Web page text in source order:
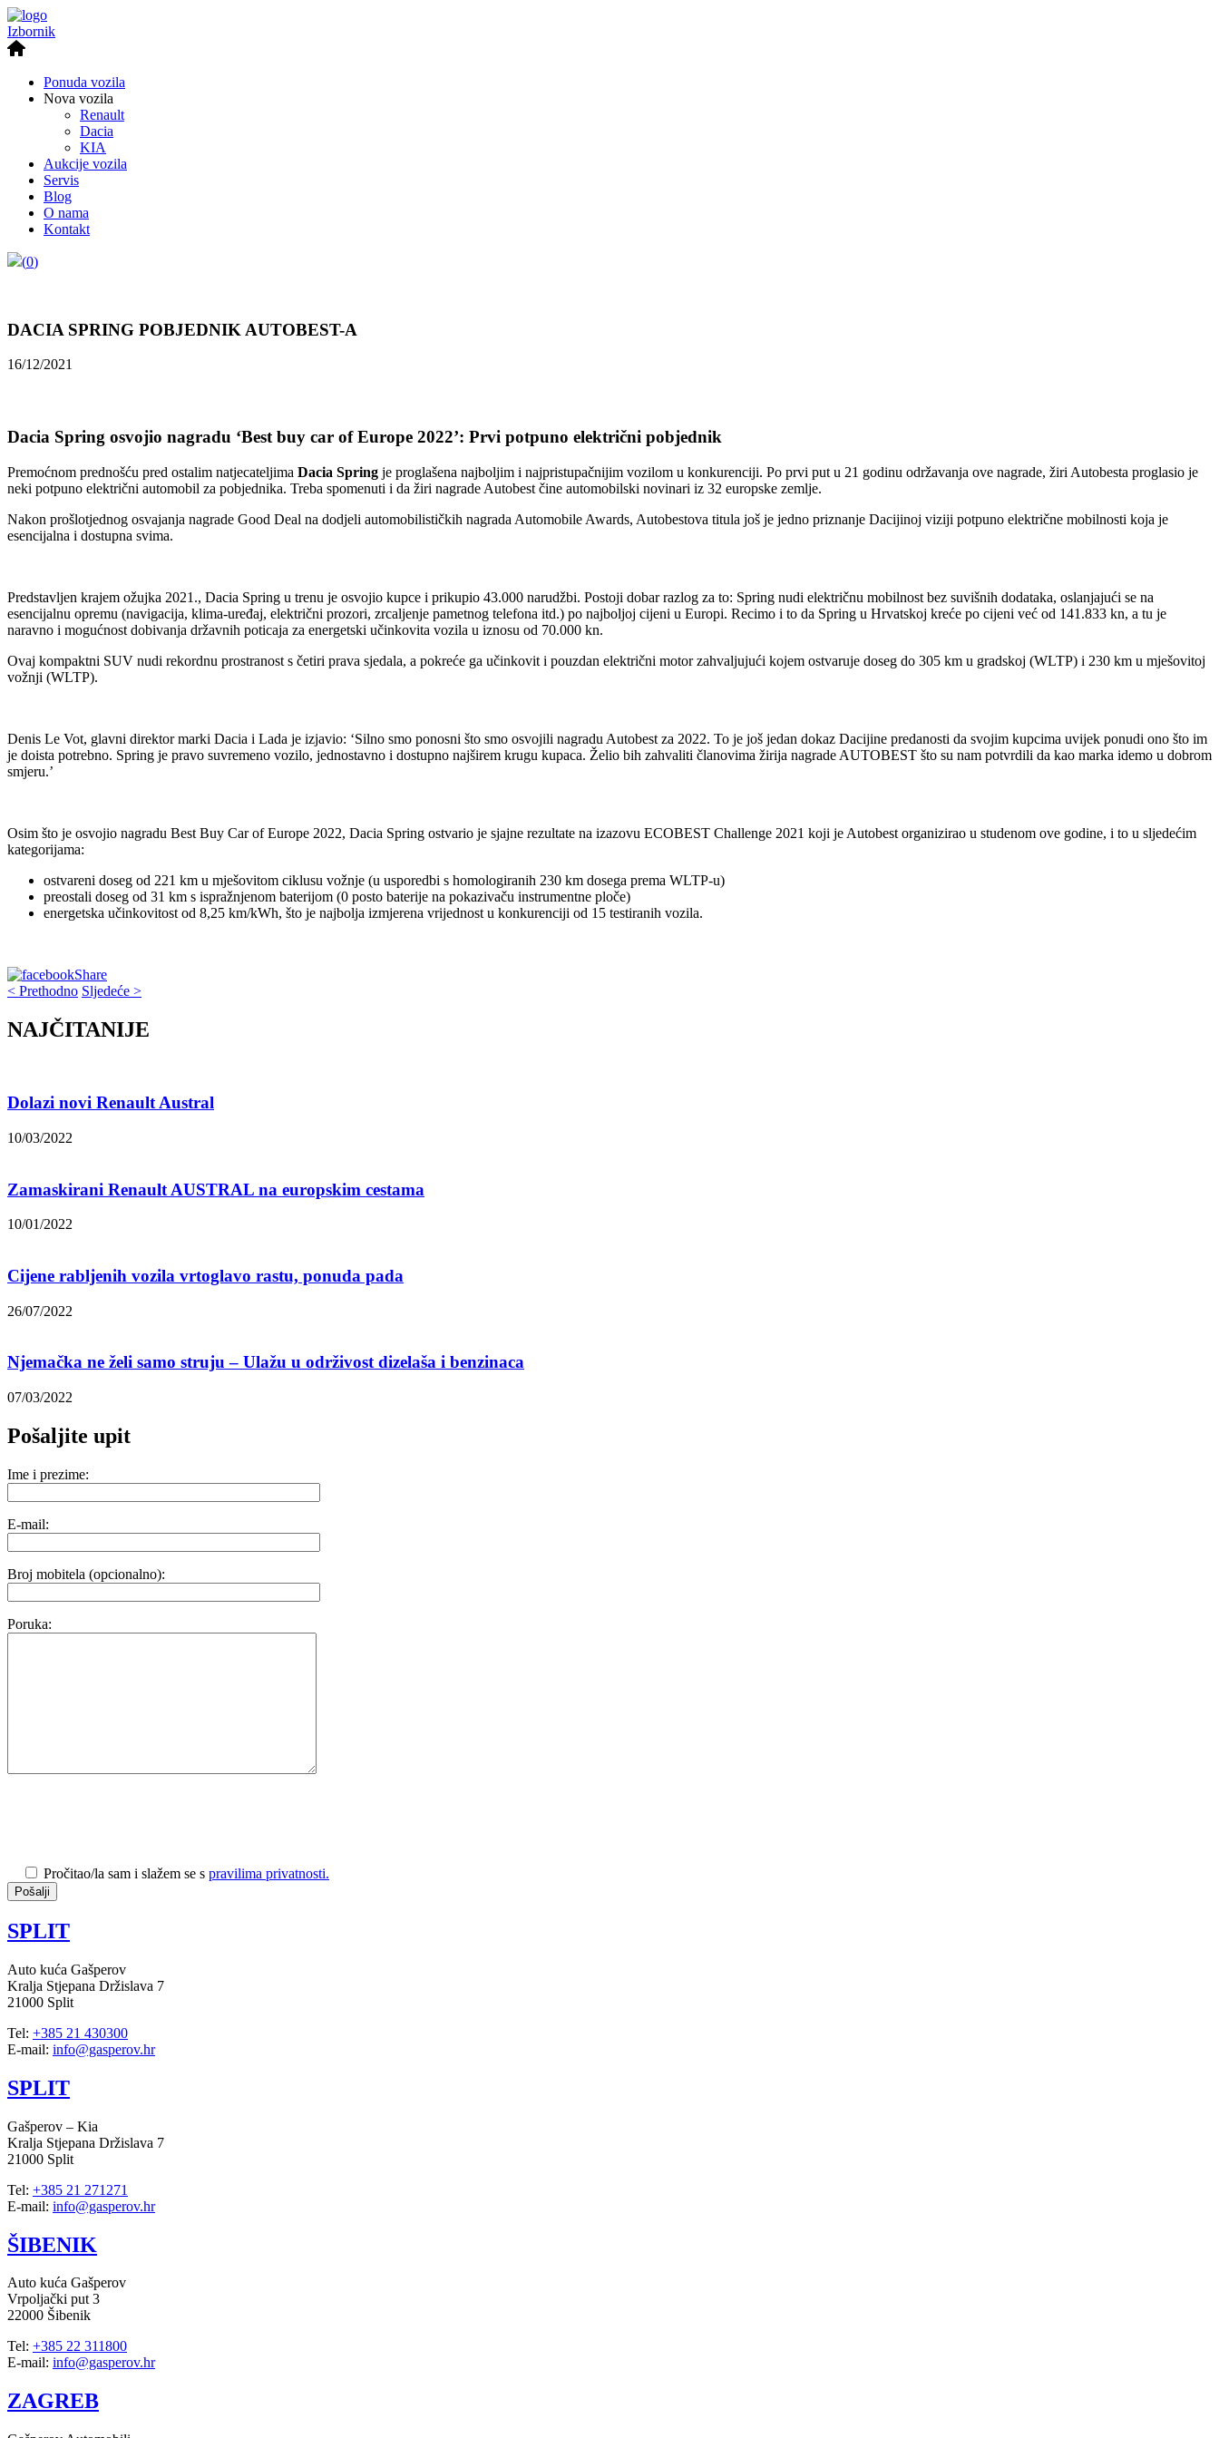
Izbornik
Ponuda vozila
Nova vozila
Renault
Dacia
KIA
Aukcije vozila
Servis
Blog
O nama
Kontakt
(0)
DACIA SPRING POBJEDNIK AUTOBEST-A
16/12/2021
Dacia Spring osvojio nagradu ‘Best buy car of Europe 2022’: Prvi potpuno električni pobjednik
Premoćnom prednošću pred ostalim natjecateljima Dacia Spring je proglašena najboljim i najpristupačnijim vozilom u konkurenciji. Po prvi put u 21 godinu održavanja ove nagrade, žiri Autobesta proglasio je
neki potpuno električni automobil za pobjednika. Treba spomenuti i da žiri nagrade Autobest čine automobilski novinari iz 32 europske zemlje.
Nakon prošlotjednog osvajanja nagrade Good Deal na dodjeli automobilističkih nagrada Automobile Awards, Autobestova titula još je jedno priznanje Dacijinoj viziji potpuno električne mobilnosti koja je
esencijalna i dostupna svima.
Predstavljen krajem ožujka 2021., Dacia Spring u trenu je osvojio kupce i prikupio 43.000 narudžbi. Postoji dobar razlog za to: Spring nudi električnu mobilnost bez suvišnih dodataka, oslanjajući se na
esencijalnu opremu (navigacija, klima-uređaj, električni prozori, zrcaljenje pametnog telefona itd.) po najboljoj cijeni u Europi. Recimo i to da Spring u Hrvatskoj kreće po cijeni već od 141.833 kn, a tu je
naravno i mogućnost dobivanja državnih poticaja za energetski učinkovita vozila u iznosu od 70.000 kn.
Ovaj kompaktni SUV nudi rekordnu prostranost s četiri prava sjedala, a pokreće ga učinkovit i pouzdan električni motor zahvaljujući kojem ostvaruje doseg do 305 km u gradskoj (WLTP) i 230 km u mješovitoj
vožnji (WLTP).
Denis Le Vot, glavni direktor marki Dacia i Lada je izjavio: ‘Silno smo ponosni što smo osvojili nagradu Autobest za 2022. To je još jedan dokaz Dacijine predanosti da svojim kupcima uvijek ponudi ono što im
je doista potrebno. Spring je pravo suvremeno vozilo, jednostavno i dostupno najširem krugu kupaca. Želio bih zahvaliti članovima žirija nagrade AUTOBEST što su nam potvrdili da kao marka idemo u dobrom
smjeru.’
Osim što je osvojio nagradu Best Buy Car of Europe 2022, Dacia Spring ostvario je sjajne rezultate na izazovu ECOBEST Challenge 2021 koji je Autobest organizirao u studenom ove godine, i to u sljedećim
kategorijama:
ostvareni doseg od 221 km u mješovitom ciklusu vožnje (u usporedbi s homologiranih 230 km dosega prema WLTP-u)
preostali doseg od 31 km s ispražnjenom baterijom (0 posto baterije na pokazivaču instrumentne ploče)
energetska učinkovitost od 8,25 km/kWh, što je najbolja izmjerena vrijednost u konkurenciji od 15 testiranih vozila.
Share
< Prethodno Sljedeće >
NAJČITANIJE
Dolazi novi Renault Austral
10/03/2022
Zamaskirani Renault AUSTRAL na europskim cestama
10/01/2022
Cijene rabljenih vozila vrtoglavo rastu, ponuda pada
26/07/2022
Njemačka ne želi samo struju – Ulažu u održivost dizelaša i benzinaca
07/03/2022
Pošaljite upit
Ime i prezime:
E-mail:
Broj mobitela (opcionalno):
Poruka:
Pročitao/la sam i slažem se s pravilima privatnosti.
SPLIT
Auto kuća Gašperov
Kralja Stjepana Držislava 7
21000 Split
Tel: +385 21 430300
E-mail: info@gasperov.hr
SPLIT
Gašperov – Kia
Kralja Stjepana Držislava 7
21000 Split
Tel: +385 21 271271
E-mail: info@gasperov.hr
ŠIBENIK
Auto kuća Gašperov
Vrpoljački put 3
22000 Šibenik
Tel: +385 22 311800
E-mail: info@gasperov.hr
ZAGREB